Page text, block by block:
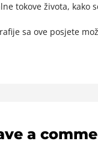
tokove života, kako
sa ove posjete
a